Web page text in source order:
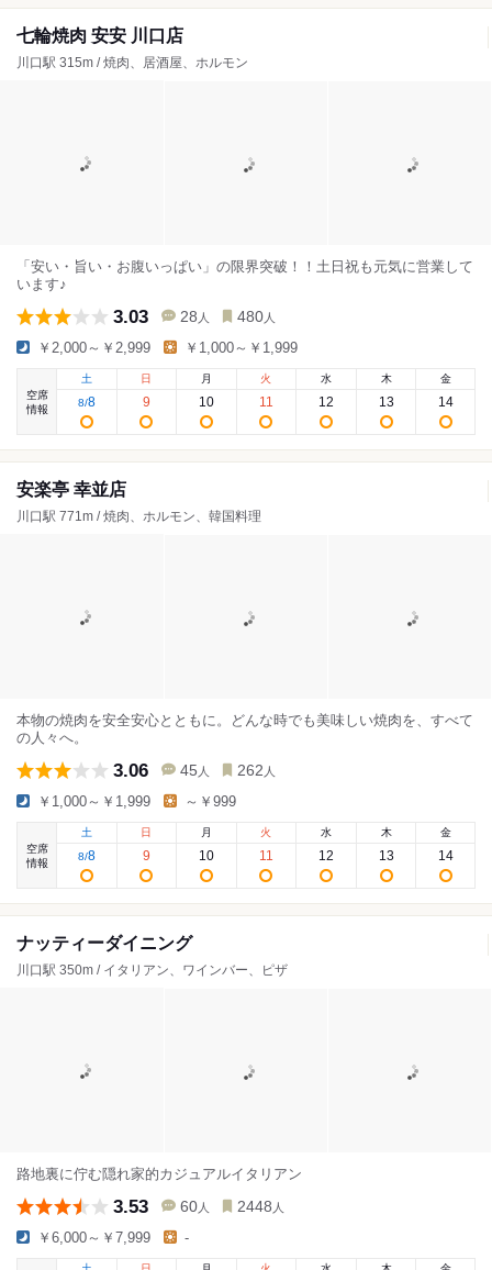
七輪焼肉 安安 川口店
川口駅 315m / 焼肉、居酒屋、ホルモン
「安い・旨い・お腹いっぱい」の限界突破！！土日祝も元気に営業して
います♪
3.03 28 人 480 人
￥2,000～￥2,999 ￥1,000～￥1,999
空席
情報
土
8/8
日
9
月
10
火
11
水
12
木
13
金
14
安楽亭 幸並店
川口駅 771m / 焼肉、ホルモン、韓国料理
本物の焼肉を安全安心とともに。どんな時でも美味しい焼肉を、すべて
の人々へ。
3.06 45 人 262 人
￥1,000～￥1,999 ～￥999
空席
情報
土
8/8
日
9
月
10
火
11
水
12
木
13
金
14
ナッティーダイニング
川口駅 350m / イタリアン、ワインバー、ピザ
路地裏に佇む隠れ家的カジュアルイタリアン
3.53 60 人 2448 人
￥6,000～￥7,999 -